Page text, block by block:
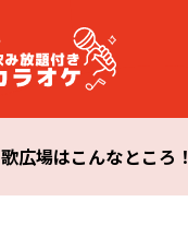
歌広場はこんなところ！